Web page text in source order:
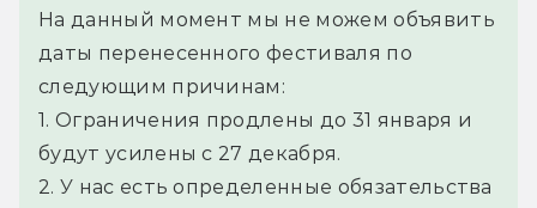
На данный момент мы не можем объявить
даты перенесенного фестиваля по
следующим причинам:
1. Ограничения продлены до 31 января и
будут усилены с 27 декабря.
2. У нас есть определенные обязательства